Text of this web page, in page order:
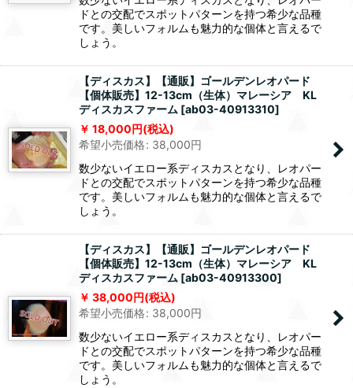
ドとの交配でスポットパターンを持つ希少な品種
です。美しいフォルムも魅力的な個体と言えるで
しょう。
【ディスカス】【通販】ゴールデンレオパード
【個体販売】12-13cm（生体）マレーシア KL
ディスカスファーム [ab03-40913310]
18,000円(税込)
希望小売価格: 38,000円
数少ないイエロー系ディスカスとなり、レオパー
ドとの交配でスポットパターンを持つ希少な品種
です。美しいフォルムも魅力的な個体と言えるで
しょう。
【ディスカス】【通販】ゴールデンレオパード
【個体販売】12-13cm（生体）マレーシア KL
ディスカスファーム [ab03-40913300]
38,000円(税込)
希望小売価格: 38,000円
数少ないイエロー系ディスカスとなり、レオパー
ドとの交配でスポットパターンを持つ希少な品種
です。美しいフォルムも魅力的な個体と言えるで
しょう。